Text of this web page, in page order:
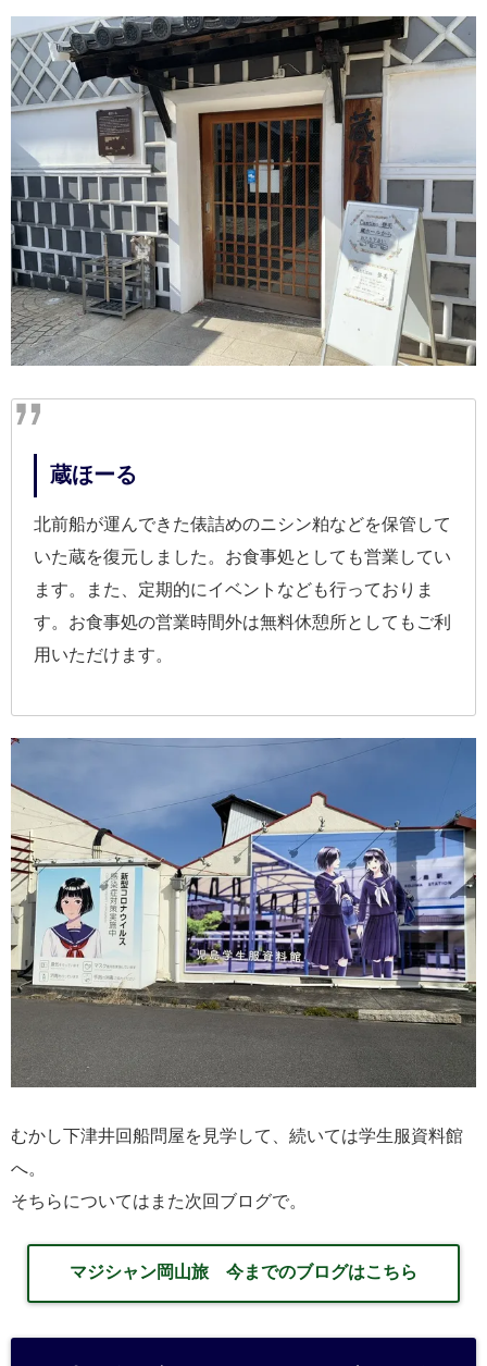
蔵ほーる
北前船が運んできた俵詰めのニシン粕などを保管して
いた蔵を復元しました。お食事処としても営業してい
ます。また、定期的にイベントなども行っておりま
す。お食事処の営業時間外は無料休憩所としてもご利
用いただけます。
むかし下津井回船問屋を見学して、続いては学生服資料館
へ。
そちらについてはまた次回ブログで。
マジシャン岡山旅 今までのブログはこちら